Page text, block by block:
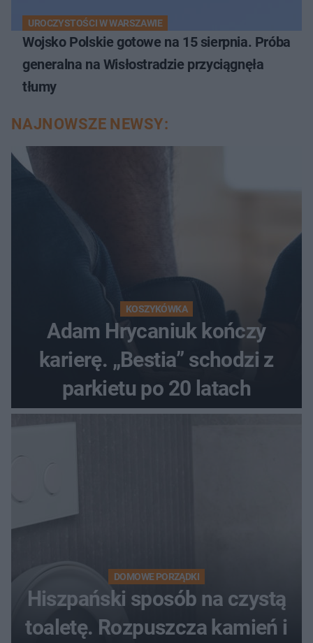
UROCZYSTOŚCI W WARSZAWIE
Wojsko Polskie gotowe na 15 sierpnia. Próba
generalna na Wisłostradzie przyciągnęła
tłumy
NAJNOWSZE NEWSY:
KOSZYKÓWKA
Adam Hrycaniuk kończy
karierę. „Bestia” schodzi z
parkietu po 20 latach
DOMOWE PORZĄDKI
Hiszpański sposób na czystą
toaletę. Rozpuszcza kamień i